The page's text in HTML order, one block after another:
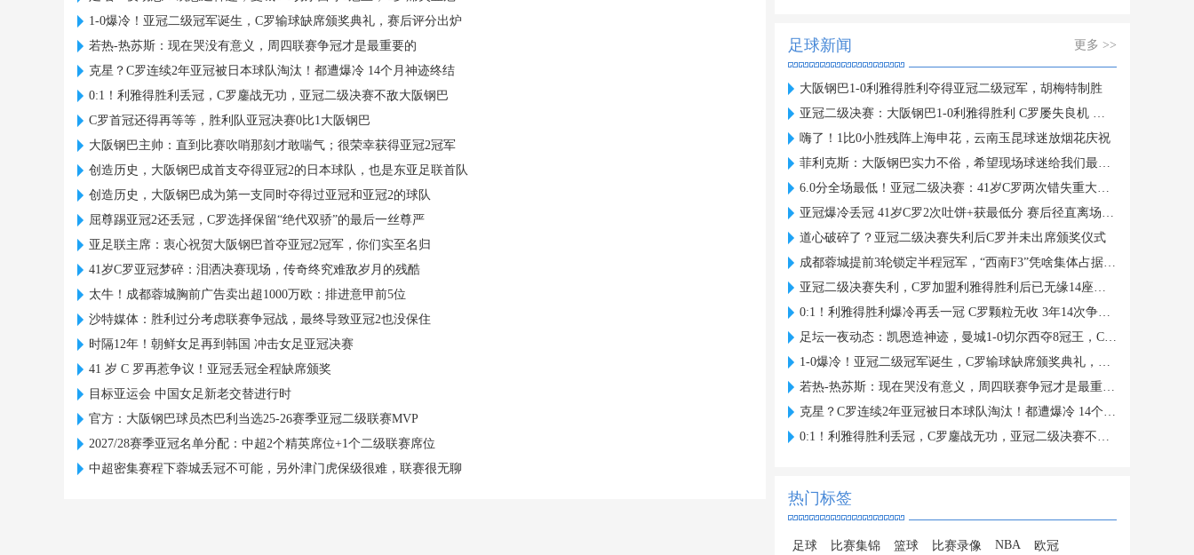
1-0爆冷！亚冠二级冠军诞生，C罗输球缺席颁奖典礼，赛后评分出炉
若热-热苏斯：现在哭没有意义，周四联赛争冠才是最重要的
克星？C罗连续2年亚冠被日本球队淘汰！都遭爆冷 14个月神迹终结
0:1！利雅得胜利丢冠，C罗鏖战无功，亚冠二级决赛不敌大阪钢巴
C罗首冠还得再等等，胜利队亚冠决赛0比1大阪钢巴
大阪钢巴主帅：直到比赛吹哨那刻才敢喘气；很荣幸获得亚冠2冠军
创造历史，大阪钢巴成首支夺得亚冠2的日本球队，也是东亚足联首队
创造历史，大阪钢巴成为第一支同时夺得过亚冠和亚冠2的球队
屈尊踢亚冠2还丢冠，C罗选择保留“绝代双骄”的最后一丝尊严
亚足联主席：衷心祝贺大阪钢巴首夺亚冠2冠军，你们实至名归
41岁C罗亚冠梦碎：泪洒决赛现场，传奇终究难敌岁月的残酷
太牛！成都蓉城胸前广告卖出超1000万欧：排进意甲前5位
沙特媒体：胜利过分考虑联赛争冠战，最终导致亚冠2也没保住
时隔12年！朝鲜女足再到韩国 冲击女足亚冠决赛
41 岁 C 罗再惹争议！亚冠丢冠全程缺席颁奖
目标亚运会 中国女足新老交替进行时
官方：大阪钢巴球员杰巴利当选25-26赛季亚冠二级联赛MVP
2027/28赛季亚冠名单分配：中超2个精英席位+1个二级联赛席位
中超密集赛程下蓉城丢冠不可能，另外津门虎保级很难，联赛很无聊
足球新闻 更多 >>
大阪钢巴1-0利雅得胜利夺得亚冠二级冠军，胡梅特制胜
亚冠二级决赛：大阪钢巴1-0利雅得胜利 C罗屡失良机 菲利克斯中柱
嗨了！1比0小胜残阵上海申花，云南玉昆球迷放烟花庆祝
菲利克斯：大阪钢巴实力不俗，希望现场球迷给我们最大支持
6.0分全场最低！亚冠二级决赛：41岁C罗两次错失重大机会无缘首冠
亚冠爆冷丢冠 41岁C罗2次吐饼+获最低分 赛后径直离场 缺席颁奖礼
道心破碎了？亚冠二级决赛失利后C罗并未出席颁奖仪式
成都蓉城提前3轮锁定半程冠军，“西南F3”凭啥集体占据积分榜前三？
亚冠二级决赛失利，C罗加盟利雅得胜利后已无缘14座冠军奖杯
0:1！利雅得胜利爆冷再丢一冠 C罗颗粒无收 3年14次争夺冠军失败
足坛一夜动态：凯恩造神迹，曼城1-0切尔西夺8冠王，C罗痛失亚冠
1-0爆冷！亚冠二级冠军诞生，C罗输球缺席颁奖典礼，赛后评分出炉
若热-热苏斯：现在哭没有意义，周四联赛争冠才是最重要的
克星？C罗连续2年亚冠被日本球队淘汰！都遭爆冷 14个月神迹终结
0:1！利雅得胜利丢冠，C罗鏖战无功，亚冠二级决赛不敌大阪钢巴
热门标签
足球 比赛集锦 篮球 比赛录像 NBA 欧冠